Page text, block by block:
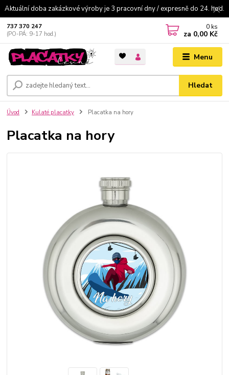
Aktuální doba zakázkové výroby je 3 pracovní dny / expresně do 24. hod.
Menu
Hledat
737 370 247
(PO-PÁ: 9-17 hod.)
0 ks
za 0,00 Kč
Úvod Kulaté placatky Placatka na hory
Placatka na hory